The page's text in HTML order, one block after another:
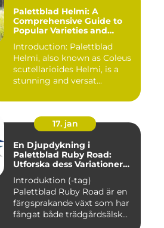
Palettblad Helmi: A
Comprehensive Guide to
Popular Varieties and
Measurements
Introduction: Palettblad
Helmi, also known as Coleus
scutellarioides Helmi, is a
stunning and versat...
17. jan
En Djupdykning i
Palettblad Ruby Road:
Utforska dess Variationer
Introduktion (-tag)
Palettblad Ruby Road är en
färgsprakande växt som har
fångat både trädgårdsälsk...